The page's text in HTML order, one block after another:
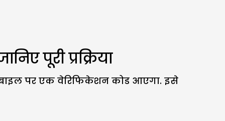
पूरी प्रक्रिया
पर एक वेरिफिकेशन कोड आएगा. इसे